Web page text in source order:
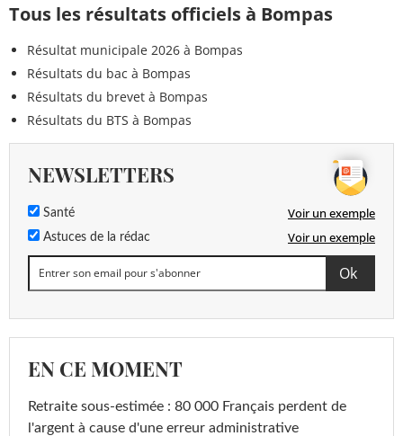
Tous les résultats officiels à Bompas
Résultat municipale 2026 à Bompas
Résultats du bac à Bompas
Résultats du brevet à Bompas
Résultats du BTS à Bompas
NEWSLETTERS
Santé Voir un exemple
Astuces de la rédac Voir un exemple
EN CE MOMENT
Retraite sous-estimée : 80 000 Français perdent de
l'argent à cause d'une erreur administrative